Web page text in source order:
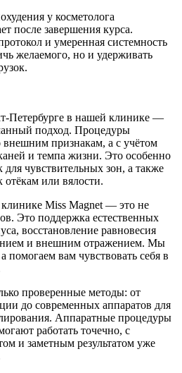
у косметолога
после завершения курса.
и умеренная системность
желаемого, но и удерживать
Петербурге в нашей клинике —
подход. Процедуры
внешним признакам, а с учётом
и темпа жизни. Это особенно
чувствительных зон, а также
или вялости.
Miss Magnet — это не
Это поддержка естественных
восстановление равновесия
и внешним отражением. Мы
помогаем вам чувствовать себя в
проверенные методы: от
до современных аппаратов для
Аппаратные процедуры
работать точечно, с
и заметным результатом уже